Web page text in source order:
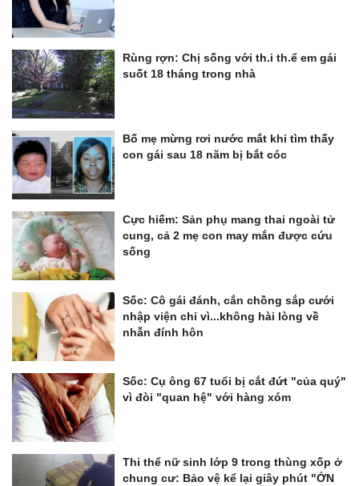
Rùng rợn: Chị sống với th.i th.ể em gái
suốt 18 tháng trong nhà
Bố mẹ mừng rơi nước mắt khi tìm thấy
con gái sau 18 năm bị bắt cóc
Cực hiếm: Sản phụ mang thai ngoài tử
cung, cả 2 mẹ con may mắn được cứu
sống
Sốc: Cô gái đánh, cắn chồng sắp cưới
nhập viện chỉ vì...không hài lòng về
nhẫn đính hôn
Sốc: Cụ ông 67 tuổi bị cắt đứt "của quý"
vì đòi "quan hệ" với hàng xóm
Thi thể nữ sinh lớp 9 trong thùng xốp ở
chung cư: Bảo vệ kể lại giây phút "ỚN